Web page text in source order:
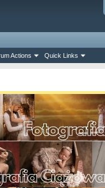
Actions Quick Links